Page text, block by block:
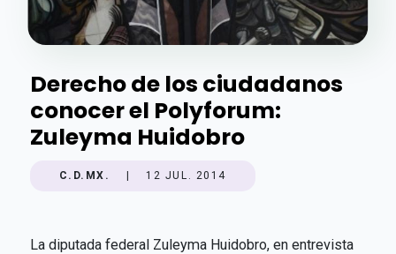
Derecho de los ciudadanos
conocer el Polyforum:
Zuleyma Huidobro
C.D.MX. 12 JUL. 2014
La diputada federal Zuleyma Huidobro, en entrevista